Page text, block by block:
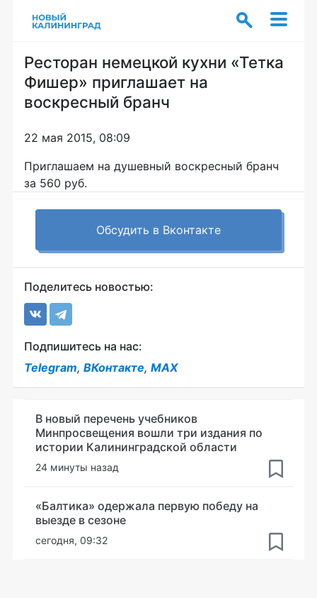
Ресторан немецкой кухни «Тетка
Фишер» приглашает на
воскресный бранч
22 мая 2015, 08:09
Приглашаем на душевный воскресный бранч
за 560 руб.
Обсудить в Вконтакте
Поделитесь новостью:
Подпишитесь на нас:
Telegram, ВКонтакте, MAX
В новый перечень учебников
Минпросвещения вошли три издания по
истории Калининградской области
24 минуты назад
«Балтика» одержала первую победу на
выезде в сезоне
сегодня, 09:32